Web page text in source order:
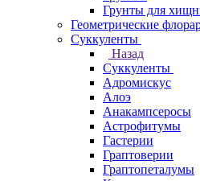
Грунты для
Геометрические
Суккуленты
Назад
Суккуленты
Адромискус
Алоэ
Анакампсеросы
Астрофитумы
Гастерии
Граптоверии
Граптопеталумы